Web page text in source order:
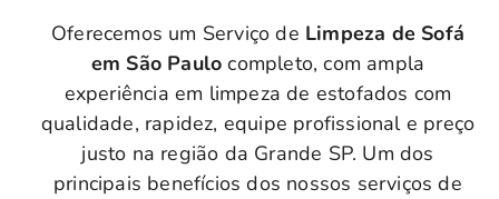
Oferecemos um Serviço de Limpeza de Sofá
em São Paulo completo, com ampla
experiência em limpeza de estofados com
qualidade, rapidez, equipe profissional e preço
justo na região da Grande SP. Um dos
principais benefícios dos nossos serviços de